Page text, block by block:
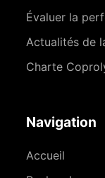
Évaluer la
Actualités de
Charte
Navigation
Accueil